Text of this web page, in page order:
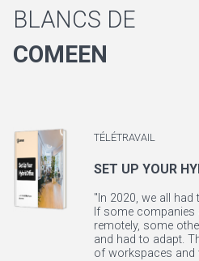
BLANCS DE
COMEEN
TÉLÉTRAVAIL
SET UP YOUR
"In 2020, we all
If some
remotely, some
and had to adapt.
of workspaces and